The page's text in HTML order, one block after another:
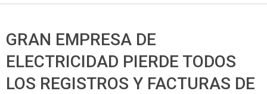
GRAN EMPRESA DE
ELECTRICIDAD PIERDE TODOS
LOS REGISTROS Y FACTURAS DE